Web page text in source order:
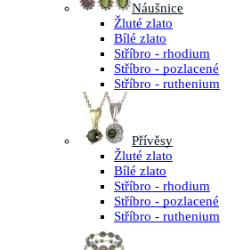
Náušnice
Žluté zlato
Bílé zlato
Stříbro - rhodium
Stříbro - pozlacené
Stříbro - ruthenium
Přívěsy
Žluté zlato
Bílé zlato
Stříbro - rhodium
Stříbro - pozlacené
Stříbro - ruthenium